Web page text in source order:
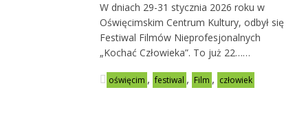
W dniach 29-31 stycznia 2026 roku w
Oświęcimskim Centrum Kultury, odbył się
Festiwal Filmów Nieprofesjonalnych
„Kochać Człowieka”. To już 22……
oświęcim , festiwal , Film , człowiek